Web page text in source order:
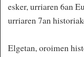
esker, urriaren 6an
urriaren 7an
Elgetan, oroimen